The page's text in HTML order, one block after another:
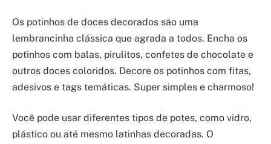
Os potinhos de doces decorados são uma
lembrancinha clássica que agrada a todos. Encha os
potinhos com balas, pirulitos, confetes de chocolate e
outros doces coloridos. Decore os potinhos com fitas,
adesivos e tags temáticas. Super simples e charmoso!
Você pode usar diferentes tipos de potes, como vidro,
plástico ou até mesmo latinhas decoradas. O